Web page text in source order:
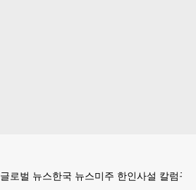
글로벌 뉴스한국 뉴스미주 한인사설 칼럼구